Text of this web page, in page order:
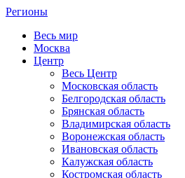
Регионы
Весь мир
Москва
Центр
Весь Центр
Московская область
Белгородская область
Брянская область
Владимирская область
Воронежская область
Ивановская область
Калужская область
Костромская область